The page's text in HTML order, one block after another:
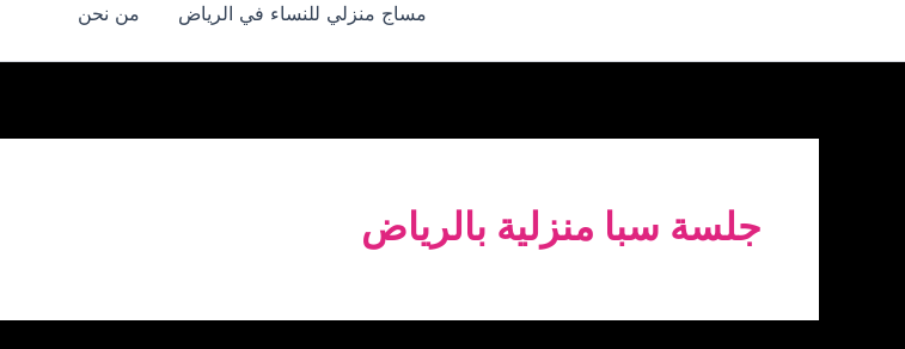
مساج منزلي للنساء في الرياض من نحن
جلسة سبا منزلية بالرياض